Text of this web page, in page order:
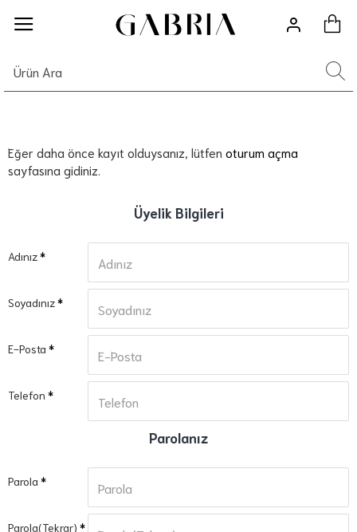
Eğer daha önce kayıt olduysanız, lütfen oturum açma
sayfasına gidiniz.
Üyelik Bilgileri
Adınız
Soyadınız
E-Posta
Telefon
Parolanız
Parola
Parola(Tekrar)